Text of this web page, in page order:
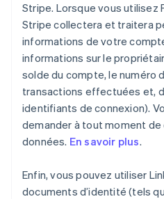
Stripe. Lorsque vous utilisez
Stripe collectera et traitera
informations de votre
informations sur le
solde du compte, le numéro
transactions effectuées et,
identifiants de connexion).
demander à tout moment
données. En savoir plus.
Enfin, vous pouvez utiliser
documents d’identité (tels